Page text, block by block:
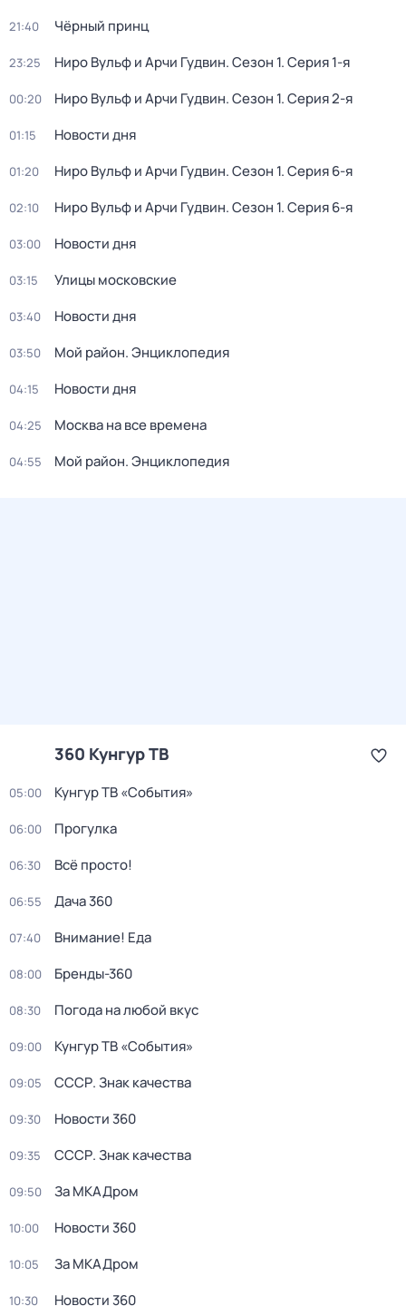
21:40 Чёрный принц
23:25 Ниро Вульф и Арчи Гудвин. Сезон 1. Серия 1-я
00:20 Ниро Вульф и Арчи Гудвин. Сезон 1. Серия 2-я
01:15 Новости дня
01:20 Ниро Вульф и Арчи Гудвин. Сезон 1. Серия 6-я
02:10 Ниро Вульф и Арчи Гудвин. Сезон 1. Серия 6-я
03:00 Новости дня
03:15 Улицы московские
03:40 Новости дня
03:50 Мой район. Энциклопедия
04:15 Новости дня
04:25 Москва на все времена
04:55 Мой район. Энциклопедия
360 Кунгур ТВ
05:00 Кунгур ТВ «События»
06:00 Прогулка
06:30 Всё просто!
06:55 Дача 360
07:40 Внимание! Еда
08:00 Бренды-360
08:30 Погода на любой вкус
09:00 Кунгур ТВ «События»
09:05 СССР. Знак качества
09:30 Новости 360
09:35 СССР. Знак качества
09:50 За МКАДром
10:00 Новости 360
10:05 За МКАДром
10:30 Новости 360